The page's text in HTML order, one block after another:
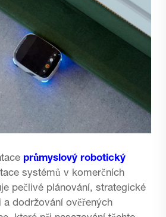
průmyslový robotický
systémů v komerčních
pečlivé plánování, strategické
dodržování ověřených